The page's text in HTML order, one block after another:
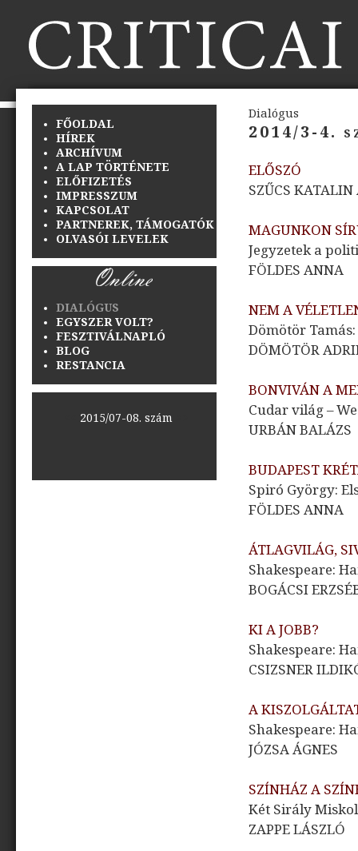
FŐOLDAL
HÍREK
ARCHÍVUM
A LAP TÖRTÉNETE
ELŐFIZETÉS
IMPRESSZUM
KAPCSOLAT
PARTNEREK, TÁMOGATÓK
OLVASÓI LEVELEK
DIALÓGUS
EGYSZER VOLT?
FESZTIVÁLNAPLÓ
BLOG
RESTANCIA
2015/07-08. szám>>
Dialógus
2014/3-4.
ELŐSZÓ
SZŰCS KATALIN
MAGUNKON
Jegyzetek a
FÖLDES ANNA
NEM A
Dömötör
DÖMÖTÖR
BONVIVÁN A
Cudar világ –
URBÁN BALÁZS
BUDAPEST
Spiró György:
FÖLDES ANNA
ÁTLAGVILÁG,
Shakespeare:
BOGÁCSI
KI A JOBB?
Shakespeare:
CSIZSNER
A
Shakespeare:
JÓZSA ÁGNES
SZÍNHÁZ A
Két Sirály
ZAPPE LÁSZLÓ